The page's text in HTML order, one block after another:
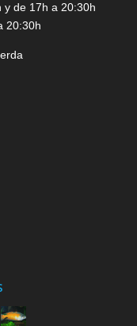
y de 17h a 20:30h
20:30h